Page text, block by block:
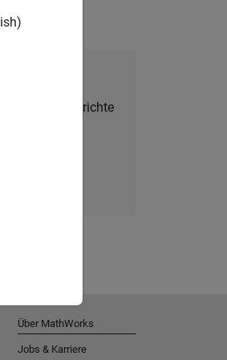
Berichte
Über MathWorks
Jobs & Karriere